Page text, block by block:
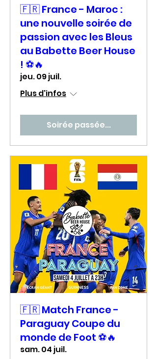
🇫🇷 France - Maroc :
une nouvelle soirée de
passion avec les Bleus
au Babette Beer House
! ⚽🔥
jeu. 09 juil.
Plus d'infos
Soirée passée...
🇫🇷 Match France -
Paraguay Coupe du
monde de Foot ⚽🔥
sam. 04 juil.